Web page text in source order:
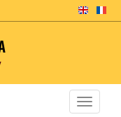
Toggle